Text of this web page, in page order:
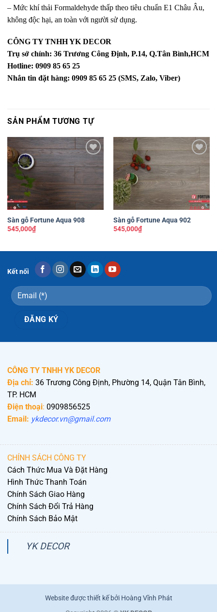
– Mức khí thải Formaldehyde thấp theo tiêu chuẩn E1 Châu Âu,
không độc hại, an toàn với người sử dụng.
CÔNG TY TNHH YK DECOR
Trụ sở chính: 36 Trương Công Định, P.14, Q.Tân Bình,HCM
Hotline: 0909 85 65 25
Nhắn tin đặt hàng: 0909 85 65 25 (SMS, Zalo, Viber)
SẢN PHẨM TƯƠNG TỰ
thích
Sàn gỗ Fortune Aqua 908
545,000₫
Yêu
thích
Sàn gỗ Fortune Aqua 902
545,000₫
Kết nối
CÔNG TY TNHH YK DECOR
Địa chỉ: 36 Trương Công Định, Phường 14, Quận Tân Bình,
TP. HCM
Điện thoại: 0909856525
Email: ykdecor.vn@gmail.com
CHÍNH SÁCH CÔNG TY
Cách Thức Mua Và Đặt Hàng
Hình Thức Thanh Toán
Chính Sách Giao Hàng
Chính Sách Đổi Trả Hàng
Chính Sách Bảo Mật
YK DECOR
Website được thiết kế bởi Hoàng Vĩnh Phát